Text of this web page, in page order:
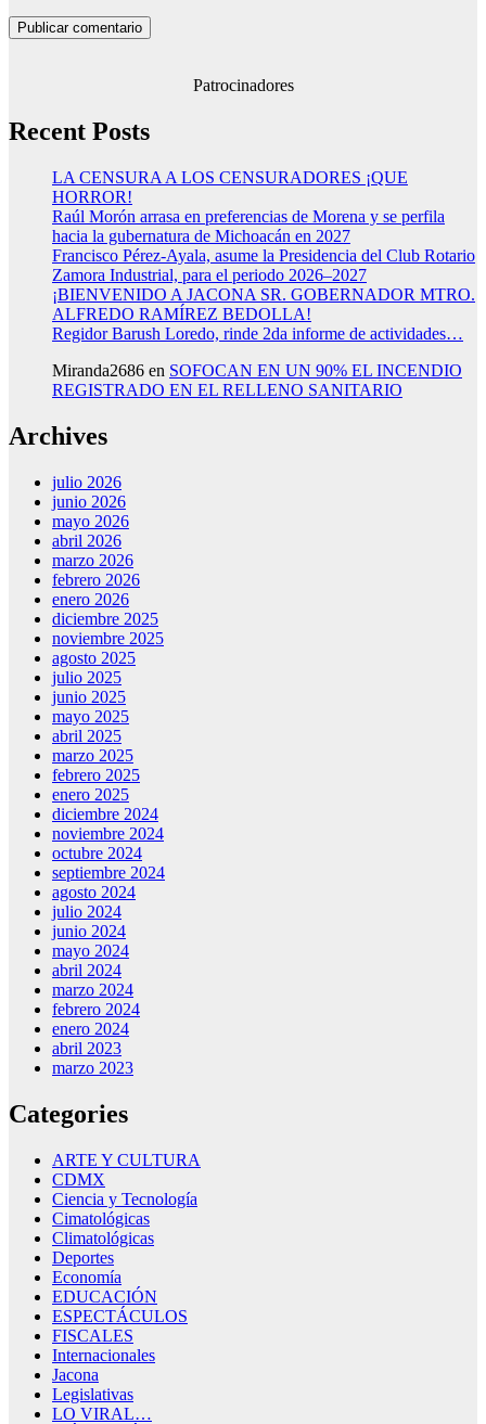
Patrocinadores
Recent Posts
LA CENSURA A LOS CENSURADORES ¡QUE
HORROR!
Raúl Morón arrasa en preferencias de Morena y se perfila
hacia la gubernatura de Michoacán en 2027
Francisco Pérez-Ayala, asume la Presidencia del Club Rotario
Zamora Industrial, para el periodo 2026–2027
¡BIENVENIDO A JACONA SR. GOBERNADOR MTRO.
ALFREDO RAMÍREZ BEDOLLA!
Regidor Barush Loredo, rinde 2da informe de actividades…
Miranda2686 en SOFOCAN EN UN 90% EL INCENDIO
REGISTRADO EN EL RELLENO SANITARIO
Archives
julio 2026
junio 2026
mayo 2026
abril 2026
marzo 2026
febrero 2026
enero 2026
diciembre 2025
noviembre 2025
agosto 2025
julio 2025
junio 2025
mayo 2025
abril 2025
marzo 2025
febrero 2025
enero 2025
diciembre 2024
noviembre 2024
octubre 2024
septiembre 2024
agosto 2024
julio 2024
junio 2024
mayo 2024
abril 2024
marzo 2024
febrero 2024
enero 2024
abril 2023
marzo 2023
Categories
ARTE Y CULTURA
CDMX
Ciencia y Tecnología
Cimatológicas
Climatológicas
Deportes
Economía
EDUCACIÓN
ESPECTÁCULOS
FISCALES
Internacionales
Jacona
Legislativas
LO VIRAL…